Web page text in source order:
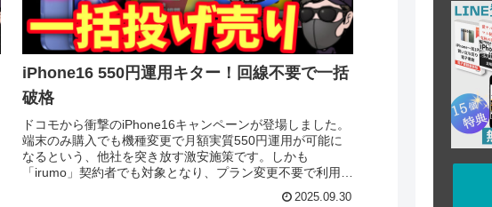
iPhone16 550円運用キター！回線不要で一括
破格
ドコモから衝撃のiPhone16キャンペーンが登場しました。
端末のみ購入でも機種変更で月額実質550円運用が可能に
なるという、他社を突き放す激安施策です。しかも
「irumo」契約者でも対象となり、プラン変更不要で利用で
2025.09.30